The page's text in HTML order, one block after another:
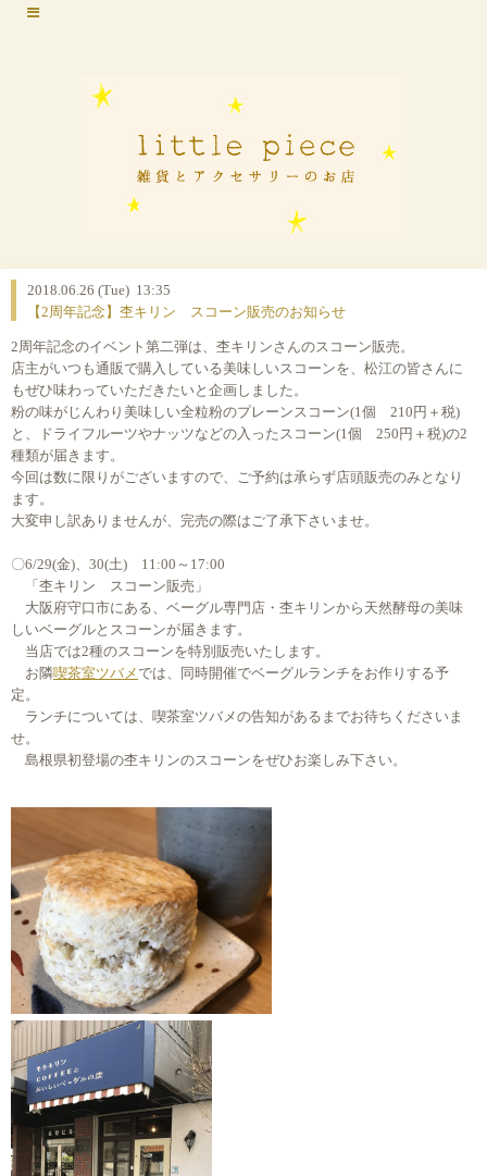
2018.06.26 (Tue) 13:35
【2周年記念】杢キリン スコーン販売のお知らせ
2周年記念のイベント第二弾は、杢キリンさんのスコーン販売。
店主がいつも通販で購入している美味しいスコーンを、松江の皆さんに
もぜひ味わっていただきたいと企画しました。
粉の味がじんわり美味しい全粒粉のプレーンスコーン(1個 210円＋税)
と、ドライフルーツやナッツなどの入ったスコーン(1個 250円＋税)の2
種類が届きます。
今回は数に限りがございますので、ご予約は承らず店頭販売のみとなり
ます。
大変申し訳ありませんが、完売の際はご了承下さいませ。
〇6/29(金)、30(土) 11:00～17:00
「杢キリン スコーン販売」
大阪府守口市にある、ベーグル専門店・杢キリンから天然酵母の美味
しいベーグルとスコーンが届きます。
当店では2種のスコーンを特別販売いたします。
お隣喫茶室ツバメ では、同時開催でベーグルランチをお作りする予
定。
ランチについては、喫茶室ツバメの告知があるまでお待ちくださいま
せ。
島根県初登場の杢キリンのスコーンをぜひお楽しみ下さい。